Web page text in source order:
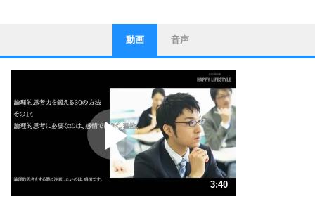
1
ストレス対策
他人と比べない。
いっそのこと、他人を見ない。
いらいらしない人になる30の方法
プラス思考
ポジティブになれない原因は、行動しないから。
ポジティブ思考になる30の方法
ストレス対策
人生、なんとかなるもの。
気楽に生きる30の方法
動画 音声
3:40